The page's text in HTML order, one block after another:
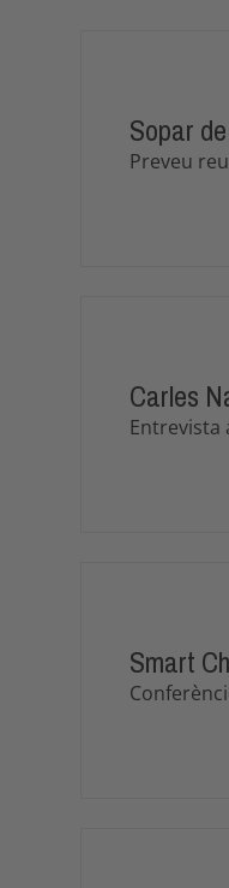
Sopar
Preveu
Carles
Entrevista
Smart